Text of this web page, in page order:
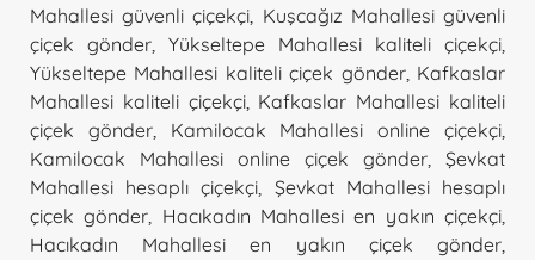
Mahallesi güvenli çiçekçi, Kuşcağız Mahallesi güvenli
çiçek gönder, Yükseltepe Mahallesi kaliteli çiçekçi,
Yükseltepe Mahallesi kaliteli çiçek gönder, Kafkaslar
Mahallesi kaliteli çiçekçi, Kafkaslar Mahallesi kaliteli
çiçek gönder, Kamilocak Mahallesi online çiçekçi,
Kamilocak Mahallesi online çiçek gönder, Şevkat
Mahallesi hesaplı çiçekçi, Şevkat Mahallesi hesaplı
çiçek gönder, Hacıkadın Mahallesi en yakın çiçekçi,
Hacıkadın Mahallesi en yakın çiçek gönder,